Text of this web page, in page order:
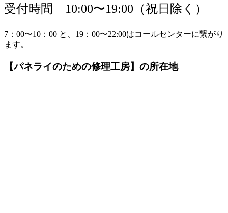
受付時間 10:00〜19:00（祝日除く）
7：00〜10：00 と、19：00〜22:00はコールセンターに繋がり
ます。
【パネライのための修理工房】の所在地